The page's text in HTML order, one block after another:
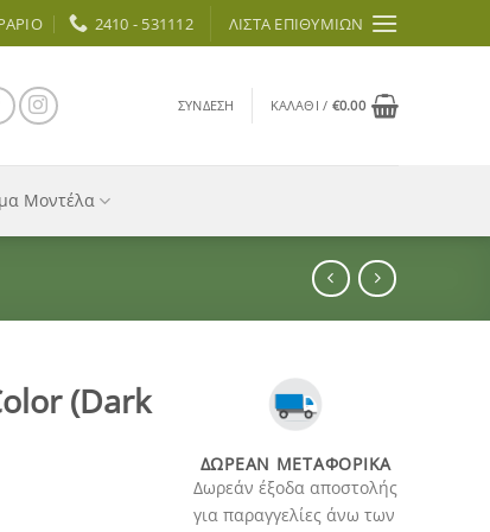
2410 - 531112 ΛΊΣΤΑ ΕΠΙΘΥΜΙΏΝ
ΣΎΝΔΕΣΗ ΚΑΛΆΘΙ / €0.00
Μοντέλα
(Dark
ΔΩΡΕΆΝ ΜΕΤΑΦΟΡΙΚΆ
Δωρεάν έξοδα αποστολής
για παραγγελίες άνω των